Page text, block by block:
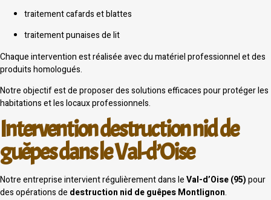
traitement cafards et blattes
traitement punaises de lit
Chaque intervention est réalisée avec du matériel professionnel et des
produits homologués.
Notre objectif est de proposer des solutions efficaces pour protéger les
habitations et les locaux professionnels.
Intervention destruction nid de
guêpes dans le Val-d’Oise
Notre entreprise intervient régulièrement dans leVal-d’Oise (95)pour
des opérations de destruction nid de guêpes Montlignon.